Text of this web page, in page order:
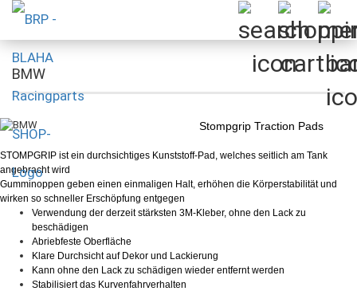
BMW
Stompgrip Traction Pads
STOMPGRIP ist ein durchsichtiges Kunststoff-Pad, welches seitlich am Tank
angebracht wird
Gumminoppen geben einen einmaligen Halt, erhöhen die Körperstabilität und
wirken so schneller Erschöpfung entgegen
Verwendung der derzeit stärksten 3M-Kleber, ohne den Lack zu
beschädigen
Abriebfeste Oberfläche
Klare Durchsicht auf Dekor und Lackierung
Kann ohne den Lack zu schädigen wieder entfernt werden
Stabilisiert das Kurvenfahrverhalten